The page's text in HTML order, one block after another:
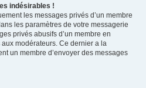
indésirables !
les messages privés d’un membre
les paramètres de votre messagerie
privés abusifs d’un membre en
modérateurs. Ce dernier a la
un membre d’envoyer des messages